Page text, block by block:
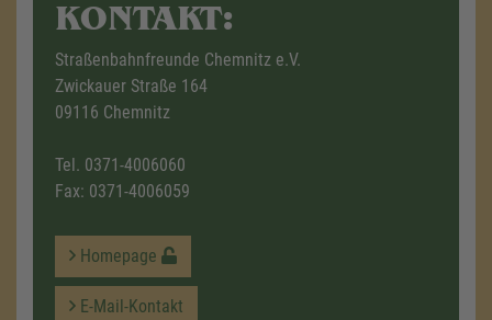
KONTAKT:
Straßenbahnfreunde Chemnitz e.V.
Zwickauer Straße 164
09116 Chemnitz
Tel. 0371-4006060
Fax: 0371-4006059
Homepage
E-Mail-Kontakt